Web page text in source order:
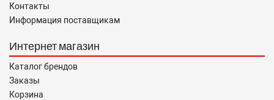
Контакты
Информация поставщикам
Интернет магазин
Каталог брендов
Заказы
Корзина